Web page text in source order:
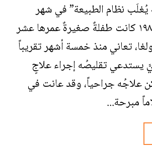
نظام الطبيعة” في شهر
نيسان من عام ١٩٨٥ كانت طفلةٌ صغيرةٌ عمرها عشر
تعاني منذ خمسة أشهر تقريباً
تقليصُه إجراء علاجٍ
علاجُه جراحياً، وقد عانت في
مبرحة...